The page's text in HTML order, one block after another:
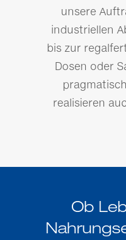
unsere
industriellen
bis zur
Dosen oder
realisieren
Ob